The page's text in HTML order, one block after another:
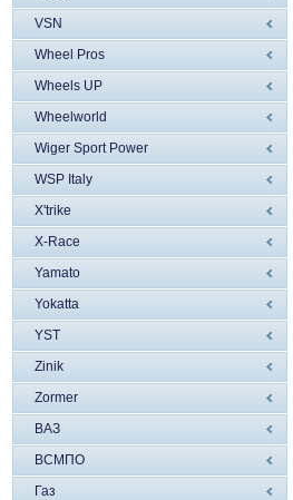
VSN
Wheel Pros
Wheels UP
Wheelworld
Wiger Sport Power
WSP Italy
X'trike
X-Race
Yamato
Yokatta
YST
Zinik
Zormer
ВАЗ
ВСМПО
Газ